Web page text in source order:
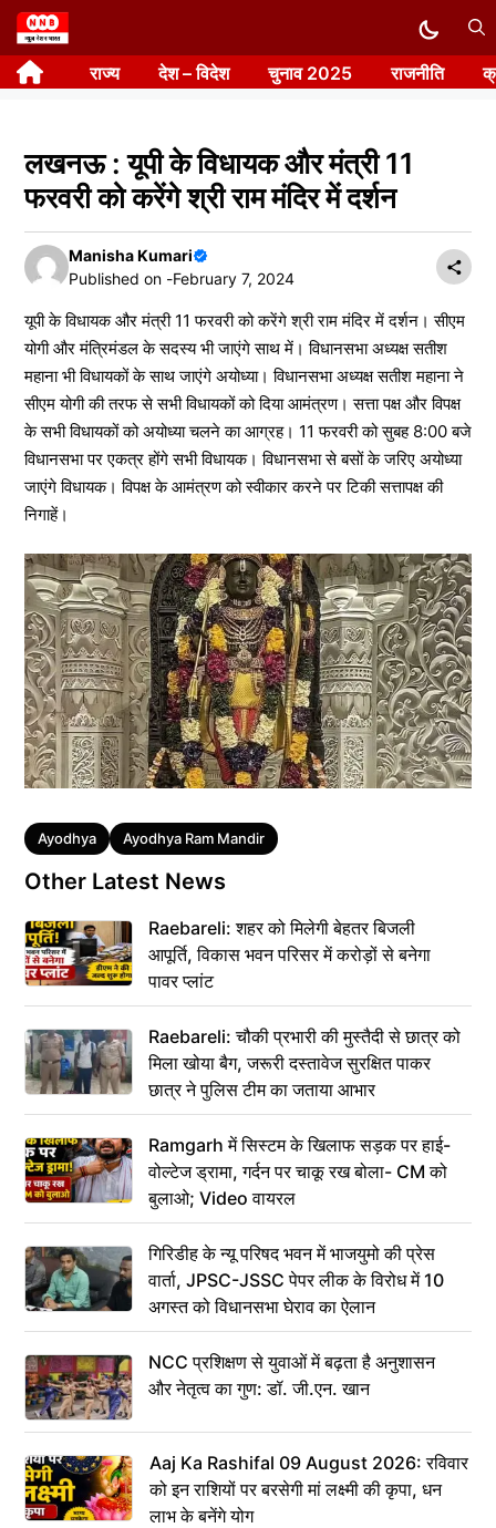
Skip
to
content राज्य देश – विदेश चुनाव 2025 राजनीति
लखनऊ : यूपी के विधायक और मंत्री 11
फरवरी को करेंगे श्री राम मंदिर में दर्शन
Manisha Kumari
Published on -February 7, 2024
यूपी के विधायक और मंत्री 11 फरवरी को करेंगे श्री राम मंदिर में दर्शन। सीएम
योगी और मंत्रिमंडल के सदस्य भी जाएंगे साथ में। विधानसभा अध्यक्ष सतीश
महाना भी विधायकों के साथ जाएंगे अयोध्या। विधानसभा अध्यक्ष सतीश महाना ने
सीएम योगी की तरफ से सभी विधायकों को दिया आमंत्रण। सत्ता पक्ष और विपक्ष
के सभी विधायकों को अयोध्या चलने का आग्रह। 11 फरवरी को सुबह 8:00 बजे
विधानसभा पर एकत्र होंगे सभी विधायक। विधानसभा से बसों के जरिए अयोध्या
जाएंगे विधायक। विपक्ष के आमंत्रण को स्वीकार करने पर टिकी सत्तापक्ष की
निगाहें।
Tags
Ayodhya Ayodhya Ram Mandir
Other Latest News
Raebareli: शहर को मिलेगी बेहतर बिजली
आपूर्ति, विकास भवन परिसर में करोड़ों से बनेगा
पावर प्लांट
Raebareli: चौकी प्रभारी की मुस्तैदी से छात्र को
मिला खोया बैग, जरूरी दस्तावेज सुरक्षित पाकर
छात्र ने पुलिस टीम का जताया आभार
Ramgarh में सिस्टम के खिलाफ सड़क पर हाई-
वोल्टेज ड्रामा, गर्दन पर चाकू रख बोला- CM को
बुलाओ; Video वायरल
गिरिडीह के न्यू परिषद भवन में भाजयुमो की प्रेस
वार्ता, JPSC-JSSC पेपर लीक के विरोध में 10
अगस्त को विधानसभा घेराव का ऐलान
NCC प्रशिक्षण से युवाओं में बढ़ता है अनुशासन
और नेतृत्व का गुण: डॉ. जी.एन. खान
Aaj Ka Rashifal 09 August 2026: रविवार
को इन राशियों पर बरसेगी मां लक्ष्मी की कृपा, धन
लाभ के बनेंगे योग